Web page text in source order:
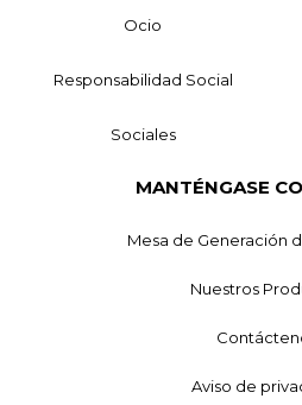
Ocio
Responsabilidad Social
Sociales
MANTÉNGASE
Mesa de Generación
Nuestros
Aviso de